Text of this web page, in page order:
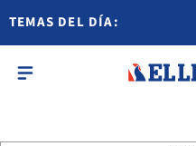
TEMAS DEL DÍA: